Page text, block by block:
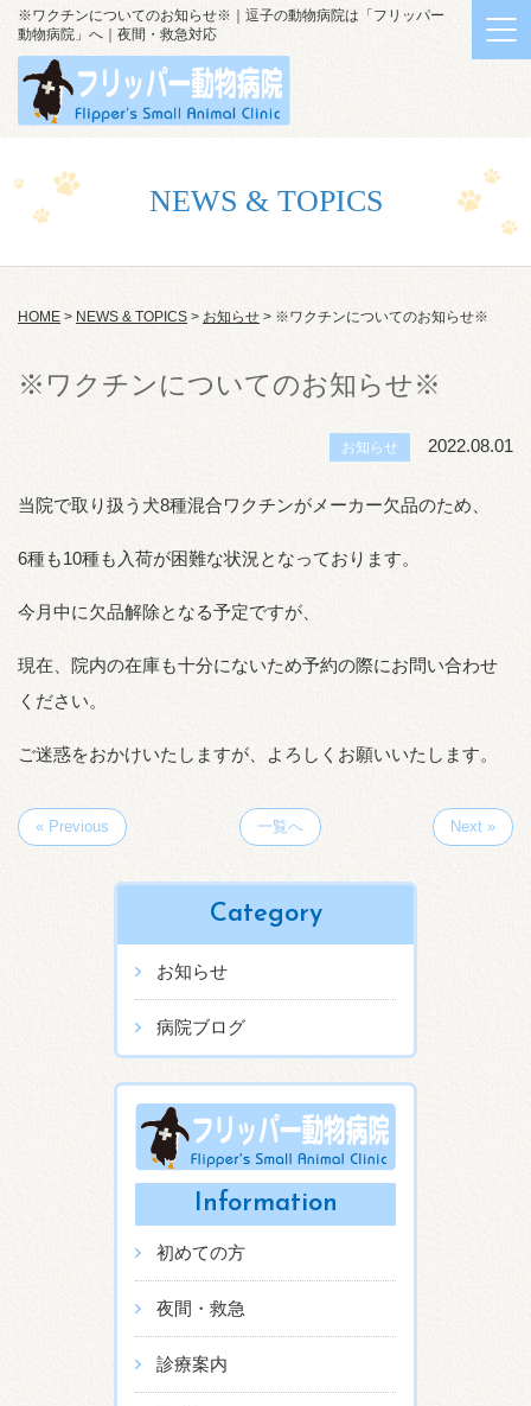
※ワクチンについてのお知らせ※｜逗子の動物病院は「フリッパー
動物病院」へ｜夜間・救急対応
NEWS & TOPICS
HOME > NEWS & TOPICS > お知らせ > ※ワクチンについてのお知らせ※
※ワクチンについてのお知らせ※
お知らせ 2022.08.01
当院で取り扱う犬8種混合ワクチンがメーカー欠品のため、
6種も10種も入荷が困難な状況となっております。
今月中に欠品解除となる予定ですが、
現在、院内の在庫も十分にないため予約の際にお問い合わせ
ください。
ご迷惑をおかけいたしますが、よろしくお願いいたします。
« Previous 一覧へ Next »
Category
お知らせ
病院ブログ
Information
初めての方
夜間・救急
診療案内